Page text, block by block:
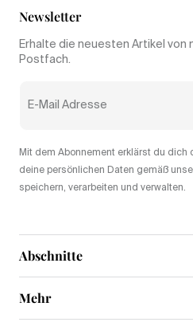
Abschnitte
Mehr
Newsletter
Erhalte die neuesten Artikel von
Postfach.
Mit dem Abonnement erklärst du dich
deine persönlichen Daten gemäß
speichern, verarbeiten und verwalten.